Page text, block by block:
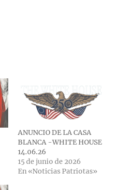
ANUNCIO DE LA CASA
BLANCA -WHITE HOUSE
14.06.26
15 de junio de 2026
En «Noticias Patriotas»